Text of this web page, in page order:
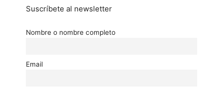
Suscríbete al newsletter
Nombre o nombre completo
Email